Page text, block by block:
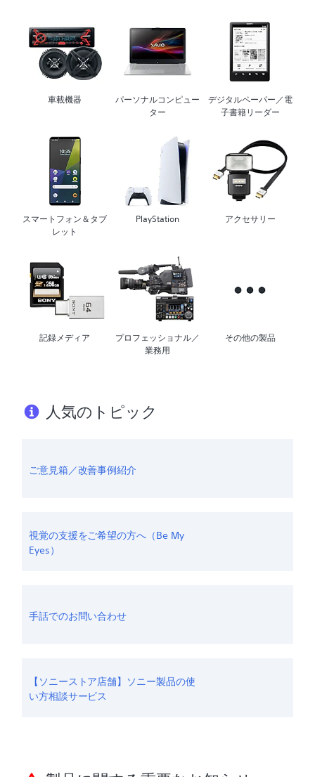
車載機器
パーソナルコンピュー
ター
デジタルペーパー／電
子書籍リーダー
スマートフォン＆タブ
レット
PlayStation アクセサリー
記録メディア
プロフェッショナル／
業務用
その他の製品
人気のトピック
ご意見箱／改善事例紹介
視覚の支援をご希望の方へ（Be My
Eyes）
手話でのお問い合わせ
【ソニーストア店舗】ソニー製品の使
い方相談サービス